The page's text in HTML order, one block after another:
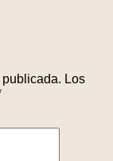
Los